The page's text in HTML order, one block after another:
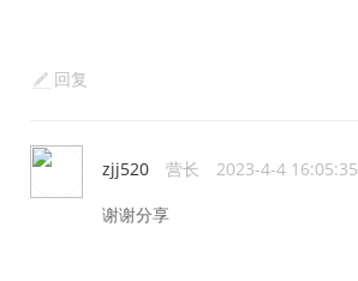
回复
zjj520 营长 2023-4-4 16:05:35
谢谢分享